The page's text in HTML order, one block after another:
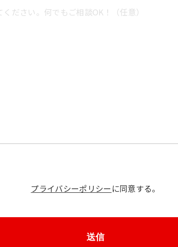
プライバシーポリシー に同意する。
送信